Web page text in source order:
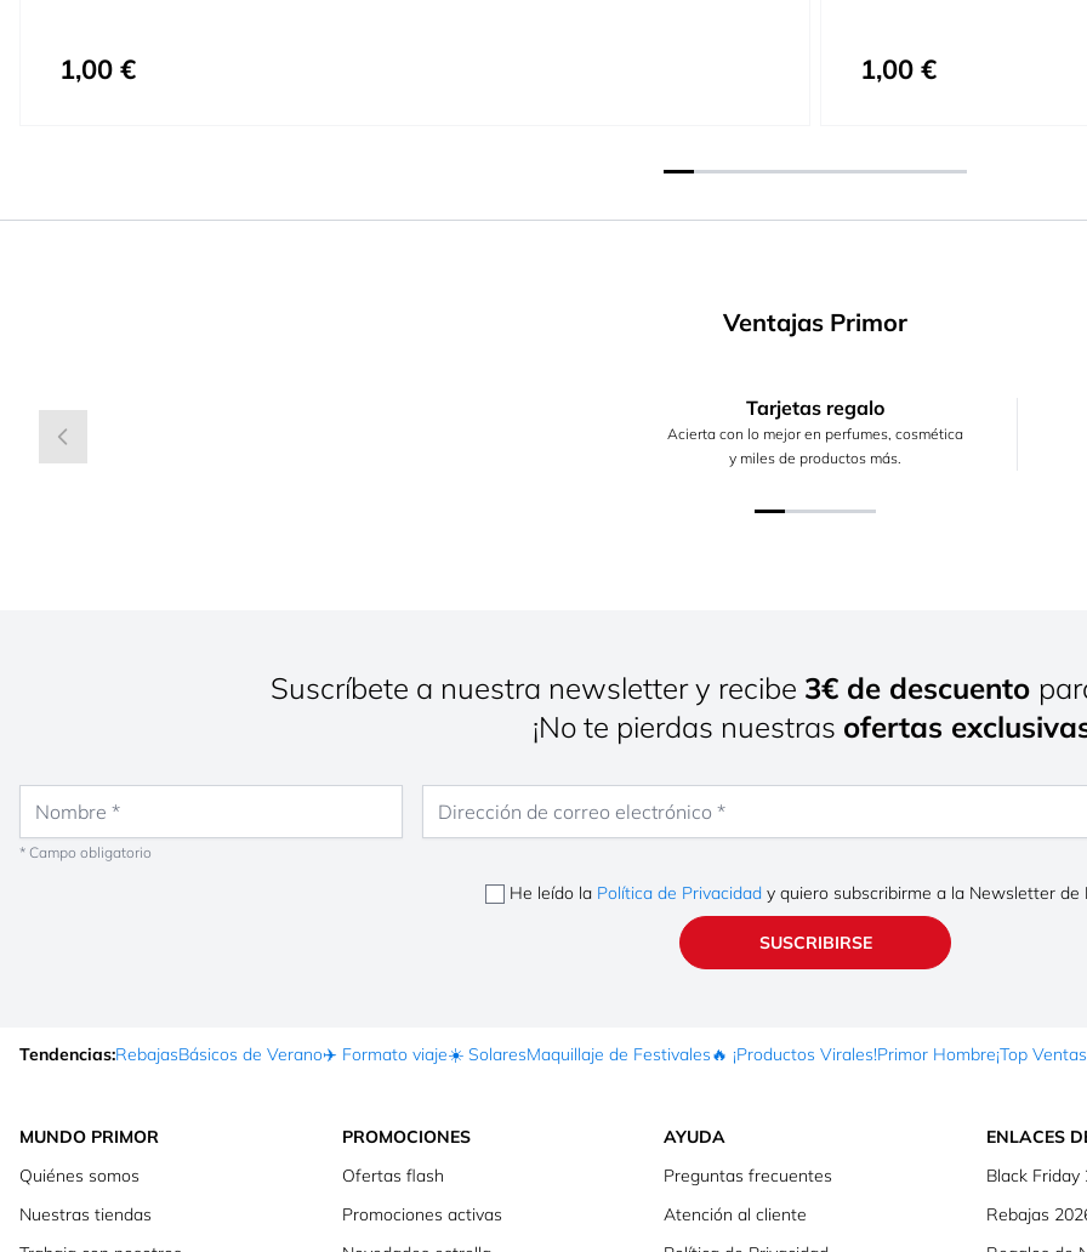
1,00 € 1,00 €
Ventajas Primor
Tarjetas regalo
Acierta con lo mejor en perfumes, cosmética
y miles de productos más.
Suscríbete a nuestra newsletter y recibe 3€ de descuento
¡No te pierdas nuestras ofertas
* Campo obligatorio
He leído la Política de Privacidad y quiero subscribirme a la Newsletter
SUSCRIBIRSE
Tendencias:RebajasBásicos de Verano✈️ Formato viaje☀️ SolaresMaquillaje de Festivales🔥 ¡Productos Virales!Primor Hombre¡Top
MUNDO PRIMOR
Quiénes somos
Nuestras tiendas
PROMOCIONES
Ofertas flash
Promociones activas
AYUDA
Preguntas frecuentes
Atención al cliente
ENLACES
Black Friday
Rebajas